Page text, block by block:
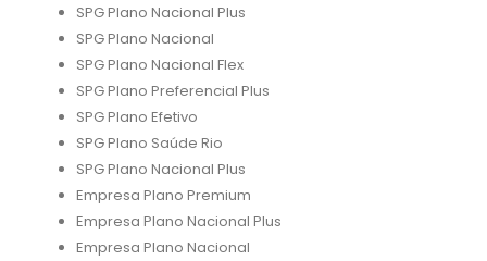
SPG Plano Nacional Plus
SPG Plano Nacional
SPG Plano Nacional Flex
SPG Plano Preferencial Plus
SPG Plano Efetivo
SPG Plano Saúde Rio
SPG Plano Nacional Plus
Empresa Plano Premium
Empresa Plano Nacional Plus
Empresa Plano Nacional